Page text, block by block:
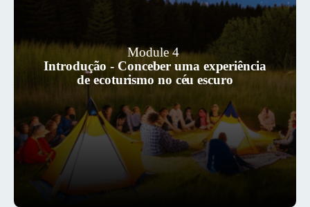
Module 4
Introdução - Conceber uma experiência
de ecoturismo no céu escuro
No módulo 4, aprenderá a criar a sua
própria experiência de ecoturismo no
céu escuro e a gerir as expectativas do